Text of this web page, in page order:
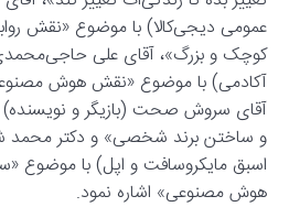
عمومی دیجی‌کالا) با موضوع «نقش
کوچک و بزرگ»، آقای علی حاجی‌محمدی
آکادمی) با موضوع «نقش هوش
آقای سروش صحت (بازیگر و نویسنده)
و ساختن برند شخصی» و دکتر محمد
اسبق مایکروسافت و اپل) با موضوع
هوش مصنوعی» اشاره نمود.